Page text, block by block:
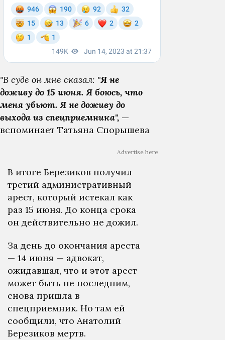
"В суде он мне сказал: "Я не
доживу до 15 июня. Я боюсь, что
меня убьют. Я не доживу до
выхода из спецприемника", —
вспоминает Татьяна Спорышева
Advertise here
В итоге Березиков получил
третий административный
арест, который истекал как
раз 15 июня. До конца срока
он действительно не дожил.
За день до окончания ареста
— 14 июня — адвокат,
ожидавшая, что и этот арест
может быть не последним,
снова пришла в
спецприемник. Но там ей
сообщили, что Анатолий
Березиков мертв.